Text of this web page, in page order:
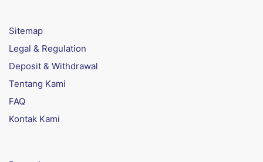
Sitemap
Legal & Regulation
Deposit & Withdrawal
Tentang Kami
FAQ
Kontak Kami